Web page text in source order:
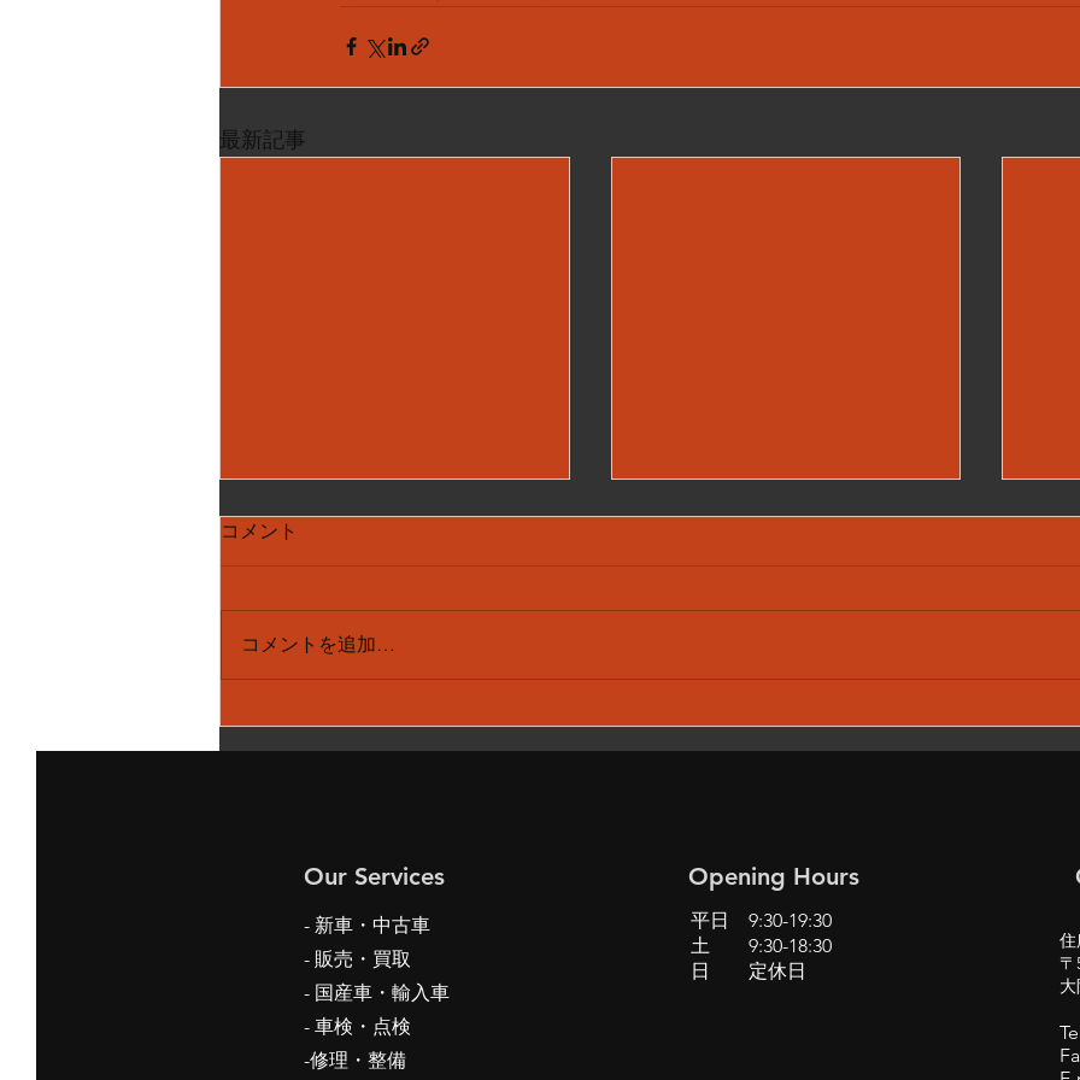
最新記事
ノラマルーフ サンルーフ
転席 暖房効かない 修理
ン
コメント
コメントを追加…
Our Services Opening Hours
- 新車・中古車
- 販売・買取
- 国産車・輸入車
- 車検・点検
-修理・整備
平日 9:30-19:30
土 9:30-18:30
日 定休日
住
〒